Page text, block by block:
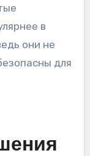
в
они не
для